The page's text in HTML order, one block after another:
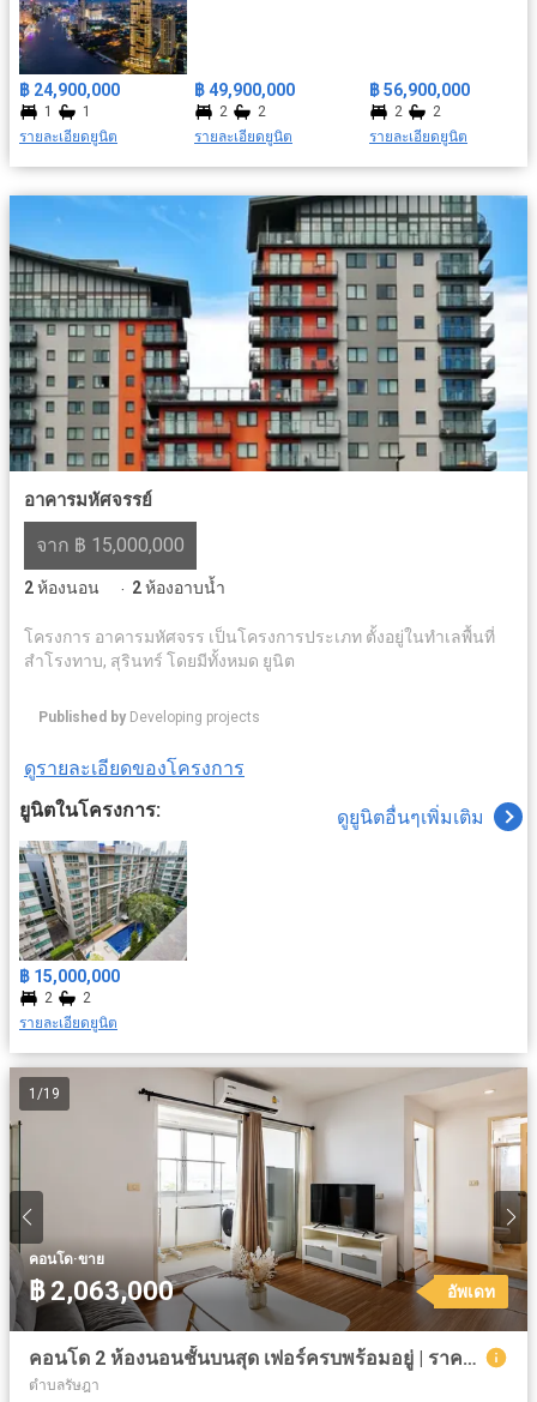
฿ 24,900,000
1
1
รายละเอียดยูนิต
฿ 49,900,000
2
2
รายละเอียดยูนิต
฿ 56,900,000
2
2
รายละเอียดยูนิต
อาคารมหัศจรรย์
จาก ฿ 15,000,000
2ห้องนอน · 2ห้องอาบน้ำ
โครงการ อาคารมหัศจรร เป็นโครงการประเภท ตั้งอยู่ในทำเลพื้นที่
สำโรงทาบ, สุรินทร์ โดยมีทั้งหมด ยูนิต
Published by Developing projects
ดูรายละเอียดของโครงการ
ยูนิตในโครงการ:
ดูยูนิตอื่นๆเพิ่มเติม
฿ 15,000,000
2
2
รายละเอียดยูนิต
1 /19
คอนโด·ขาย
฿ 2,063,000 อัพเดท
คอนโด 2 ห้องนอนชั้นบนสุด เฟอร์ครบพร้อมอยู่ | ราคาต่ำกว่าตลาด -23.93% ติดต่อเราวันนี้!
ตำบลรัษฎา